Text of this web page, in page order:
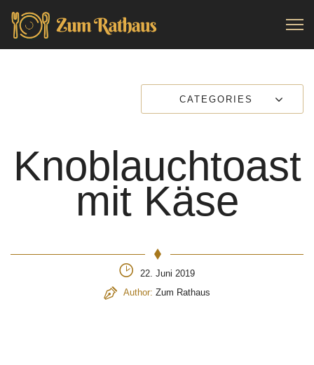
CATEGORIES
Knoblauchtoast
mit Käse
22. Juni 2019
Author: Zum Rathaus